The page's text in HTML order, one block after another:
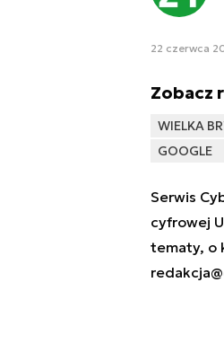
22 czerwca
Zobacz
WIELKA
GOOGLE
Serwis
cyfrowej
tematy, o